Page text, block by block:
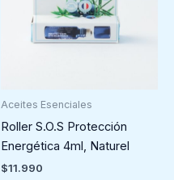
Aceites Esenciales
Roller S.O.S Protección
Energética 4ml, Naturel
$11.990